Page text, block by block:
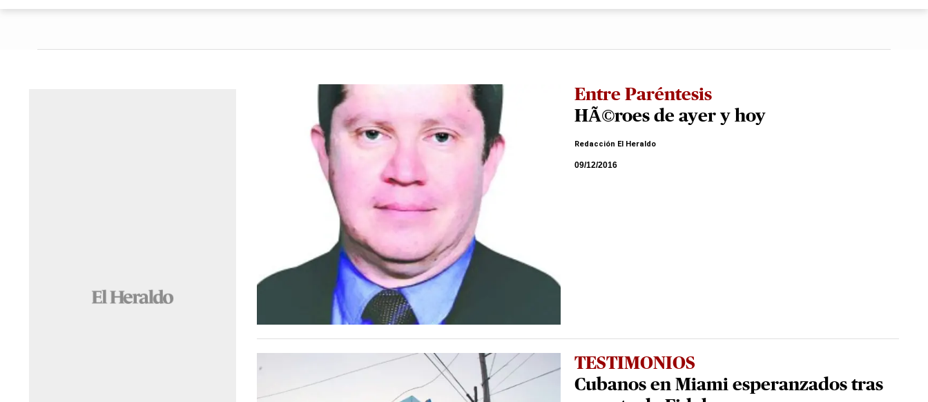
Entre Paréntesis
HÃ©roes de ayer y hoy
Redacción El Heraldo
09/12/2016
TESTIMONIOS
Cubanos en Miami esperanzados tras